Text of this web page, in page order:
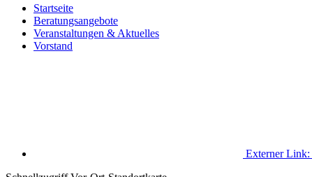
Startseite
Beratungsangebote
Veranstaltungen & Aktuelles
Vorstand
Externer Link: